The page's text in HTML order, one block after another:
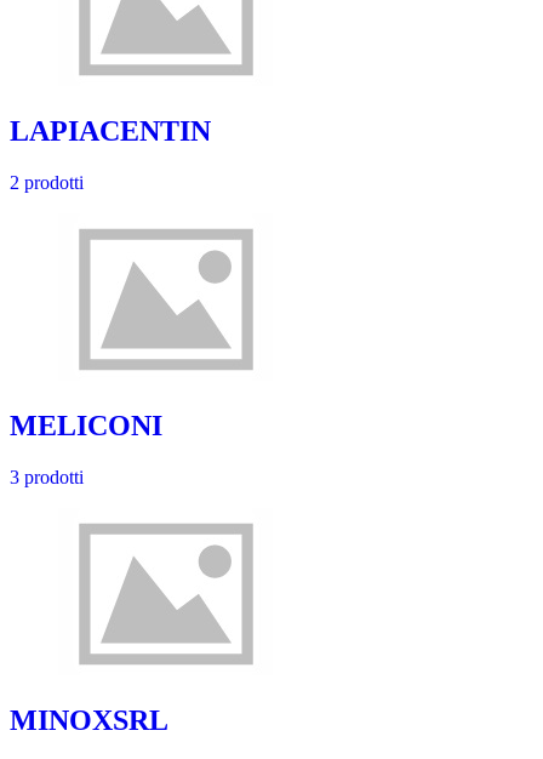
LAPIACENTIN
2 prodotti
MELICONI
3 prodotti
MINOXSRL